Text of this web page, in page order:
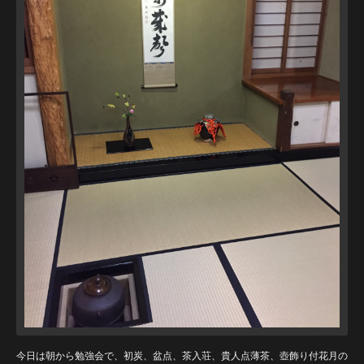
今日は朝から勉強会で、初炭、盆点、茶入荘、貴人点薄茶、壺飾り付花月の